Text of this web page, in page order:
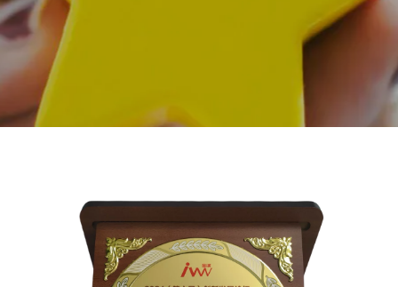
獎項及殊榮
2024